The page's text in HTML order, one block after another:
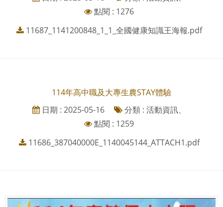
點閱 : 1276
11687_1141200848_1_1_全國健康知識王海報.pdf
114年高中職及大專生農STAY體驗
日期 : 2025-05-16
分類 : 活動資訊、
點閱 : 1259
11686_387040000E_1140045144_ATTACH1.pdf